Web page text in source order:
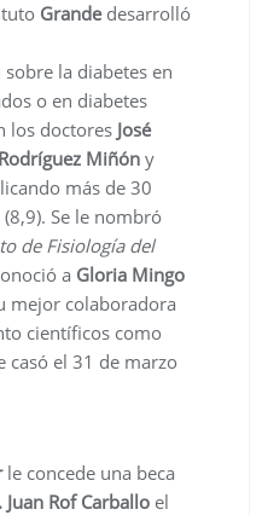
Grandedesarrolló
la diabetes en
o en diabetes
los doctores José
Miñóny
más de 30
Se le nombró
de Fisiología del
a Gloria Mingo
mejor colaboradora
científicos como
casó el 31 de marzo
le concede una beca
Juan Rof Carballo el